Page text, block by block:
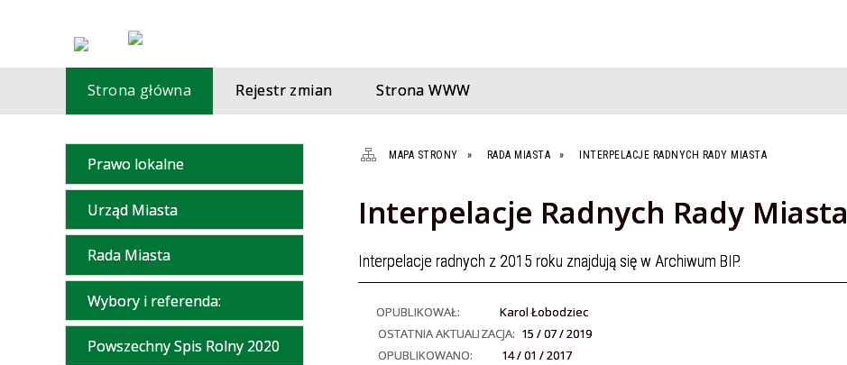
Strona główna Rejestr zmian Strona WWW
Prawo lokalne
Urząd Miasta
Rada Miasta
Wybory i referenda:
Powszechny Spis Rolny 2020
MAPA STRONY RADA MIASTA INTERPELACJE RADNYCH RADY MIASTA
Interpelacje Radnych Rady Miasta
Interpelacje radnych z 2015 roku znajdują się w Archiwum BIP.
OPUBLIKOWAŁ:
Karol Łobodziec
OSTATNIA AKTUALIZACJA: 15 / 07 / 2019
OPUBLIKOWANO:
14 / 01 / 2017